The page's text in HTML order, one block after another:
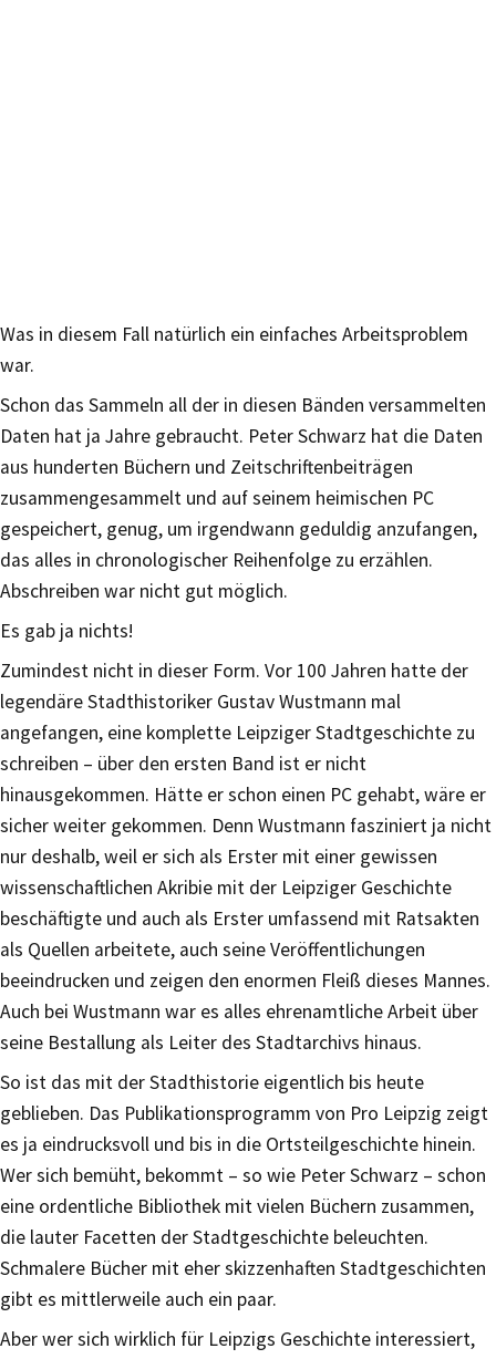
Was in diesem Fall natürlich ein einfaches Arbeitsproblem
war.
Schon das Sammeln all der in diesen Bänden versammelten
Daten hat ja Jahre gebraucht. Peter Schwarz hat die Daten
aus hunderten Büchern und Zeitschriftenbeiträgen
zusammengesammelt und auf seinem heimischen PC
gespeichert, genug, um irgendwann geduldig anzufangen,
das alles in chronologischer Reihenfolge zu erzählen.
Abschreiben war nicht gut möglich.
Es gab ja nichts!
Zumindest nicht in dieser Form. Vor 100 Jahren hatte der
legendäre Stadthistoriker Gustav Wustmann mal
angefangen, eine komplette Leipziger Stadtgeschichte zu
schreiben – über den ersten Band ist er nicht
hinausgekommen. Hätte er schon einen PC gehabt, wäre er
sicher weiter gekommen. Denn Wustmann fasziniert ja nicht
nur deshalb, weil er sich als Erster mit einer gewissen
wissenschaftlichen Akribie mit der Leipziger Geschichte
beschäftigte und auch als Erster umfassend mit Ratsakten
als Quellen arbeitete, auch seine Veröffentlichungen
beeindrucken und zeigen den enormen Fleiß dieses Mannes.
Auch bei Wustmann war es alles ehrenamtliche Arbeit über
seine Bestallung als Leiter des Stadtarchivs hinaus.
So ist das mit der Stadthistorie eigentlich bis heute
geblieben. Das Publikationsprogramm von Pro Leipzig zeigt
es ja eindrucksvoll und bis in die Ortsteilgeschichte hinein.
Wer sich bemüht, bekommt – so wie Peter Schwarz – schon
eine ordentliche Bibliothek mit vielen Büchern zusammen,
die lauter Facetten der Stadtgeschichte beleuchten.
Schmalere Bücher mit eher skizzenhaften Stadtgeschichten
gibt es mittlerweile auch ein paar.
Aber wer sich wirklich für Leipzigs Geschichte interessiert,